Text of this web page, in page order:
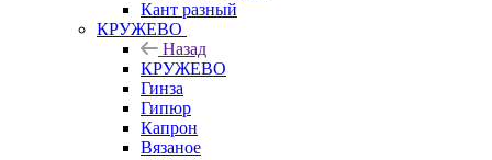
Кант разный
КРУЖЕВО
Назад
КРУЖЕВО
Гинза
Гипюр
Капрон
Вязаное